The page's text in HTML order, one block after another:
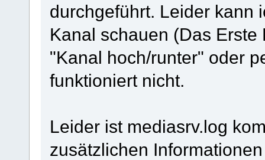
durchgeführt. Leider kann
Kanal schauen (Das
"Kanal hoch/runter" oder
funktioniert nicht.
Leider ist mediasrv.log
zusätzlichen